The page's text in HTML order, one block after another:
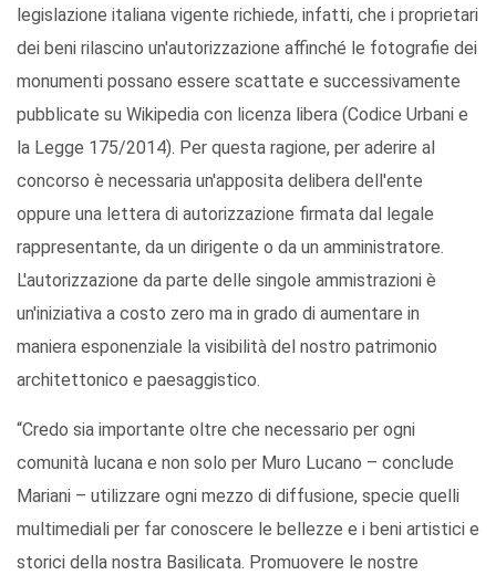
legislazione italiana vigente richiede, infatti, che i proprietari
dei beni rilascino un'autorizzazione affinché le fotografie dei
monumenti possano essere scattate e successivamente
pubblicate su Wikipedia con licenza libera (Codice Urbani e
la Legge 175/2014). Per questa ragione, per aderire al
concorso è necessaria un'apposita delibera dell'ente
oppure una lettera di autorizzazione firmata dal legale
rappresentante, da un dirigente o da un amministratore.
L'autorizzazione da parte delle singole ammistrazioni è
un'iniziativa a costo zero ma in grado di aumentare in
maniera esponenziale la visibilità del nostro patrimonio
architettonico e paesaggistico.
“Credo sia importante oltre che necessario per ogni
comunità lucana e non solo per Muro Lucano – conclude
Mariani – utilizzare ogni mezzo di diffusione, specie quelli
multimediali per far conoscere le bellezze e i beni artistici e
storici della nostra Basilicata. Promuovere le nostre